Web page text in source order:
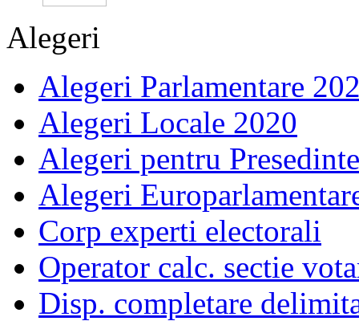
Alegeri
Alegeri Parlamentare
Alegeri Locale 2020
Alegeri pentru
Alegeri
Corp experti electorali
Operator calc. sectie
Disp. completare